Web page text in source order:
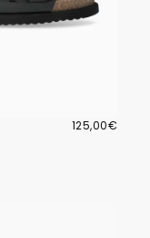
125,00€
PRIX
125,00€